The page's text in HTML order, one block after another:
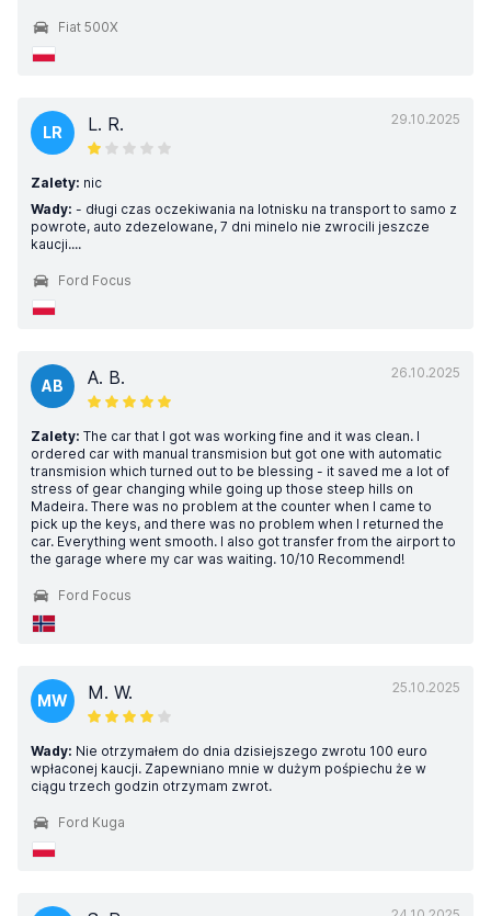
Fiat 500X
29.10.2025
LR L. R.
Zalety: nic
Wady: - długi czas oczekiwania na lotnisku na transport to samo z
powrote, auto zdezelowane, 7 dni minelo nie zwrocili jeszcze
kaucji....
Ford Focus
26.10.2025
AB A. B.
Zalety: The car that I got was working fine and it was clean. I
ordered car with manual transmision but got one with automatic
transmision which turned out to be blessing - it saved me a lot of
stress of gear changing while going up those steep hills on
Madeira. There was no problem at the counter when I came to
pick up the keys, and there was no problem when I returned the
car. Everything went smooth. I also got transfer from the airport to
the garage where my car was waiting. 10/10 Recommend!
Ford Focus
25.10.2025
MW M. W.
Wady: Nie otrzymałem do dnia dzisiejszego zwrotu 100 euro
wpłaconej kaucji. Zapewniano mnie w dużym pośpiechu że w
ciągu trzech godzin otrzymam zwrot.
Ford Kuga